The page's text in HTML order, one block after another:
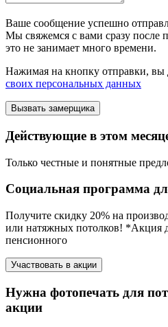
Ваше сообщение успешно
Мы свяжемся с вами сразу после
это не занимает много времени.
Нажимая на кнопку отправки, вы
своих персональных данных
Действующие в этом
Только честные и понятные
Социальная программа
Получите скидку 20% на
или натяжных потолков! *Акция
пенсионного
Участвовать в акции
Нужна фотопечать для
акции